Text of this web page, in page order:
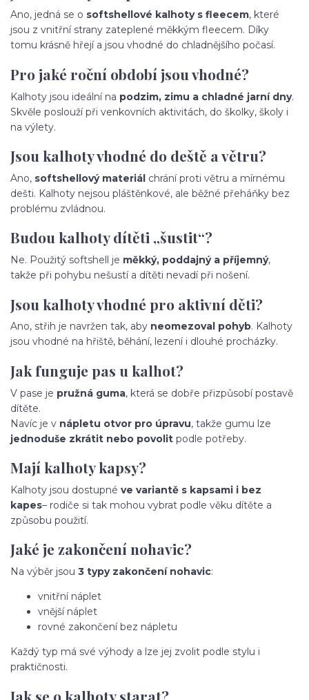
Ano, jedná se o softshellové kalhoty s fleecem, které
jsou z vnitřní strany zateplené měkkým fleecem. Díky
tomu krásně hřejí a jsou vhodné do chladnějšího počasí.
Pro jaké roční období jsou vhodné?
Kalhoty jsou ideální na podzim, zimu a chladné jarní dny.
Skvěle poslouží při venkovních aktivitách, do školky, školy i
na výlety.
Jsou kalhoty vhodné do deště a větru?
Ano, softshellový materiál chrání proti větru a mírnému
dešti. Kalhoty nejsou pláštěnkové, ale běžné přeháňky bez
problému zvládnou.
Budou kalhoty dítěti „šustit“?
Ne. Použitý softshell je měkký, poddajný a příjemný,
takže při pohybu nešustí a dítěti nevadí při nošení.
Jsou kalhoty vhodné pro aktivní děti?
Ano, střih je navržen tak, aby neomezoval pohyb. Kalhoty
jsou vhodné na hřiště, běhání, lezení i dlouhé procházky.
Jak funguje pas u kalhot?
V pase je pružná guma, která se dobře přizpůsobí postavě
dítěte.
Navíc je v nápletu otvor pro úpravu, takže gumu lze
jednoduše zkrátit nebo povolit podle potřeby.
Mají kalhoty kapsy?
Kalhoty jsou dostupné ve variantě s kapsami i bez
kapes– rodiče si tak mohou vybrat podle věku dítěte a
způsobu použití.
Jaké je zakončení nohavic?
Na výběr jsou 3 typy zakončení nohavic:
vnitřní náplet
vnější náplet
rovné zakončení bez nápletu
Každý typ má své výhody a lze jej zvolit podle stylu i
praktičnosti.
Jak se o kalhoty starat?